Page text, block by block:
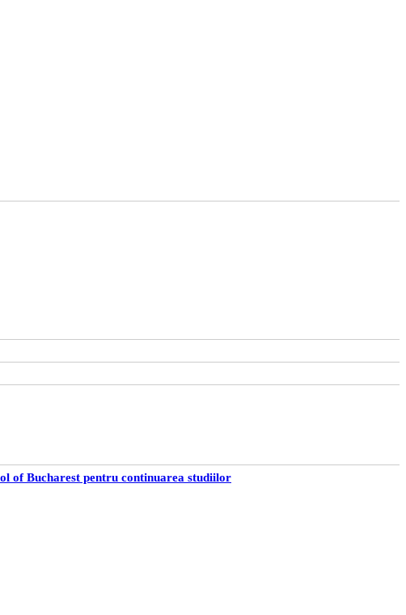
of Bucharest pentru continuarea studiilor